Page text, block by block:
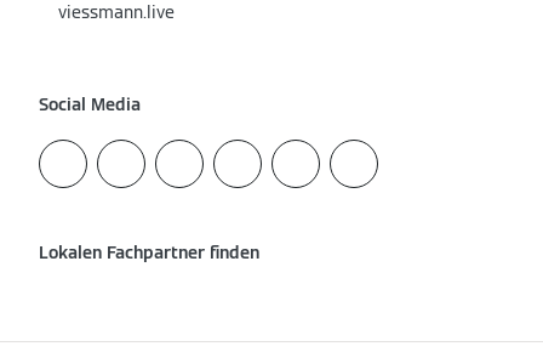
viessmann.live
Social Media
Lokalen Fachpartner finden